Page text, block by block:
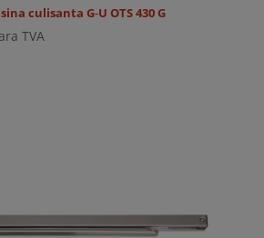
culisanta G‑U OTS 430 G
TVA